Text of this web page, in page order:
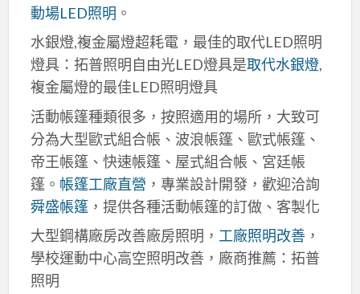
動場LED照明 。
水銀燈,複金屬燈超耗電，最佳的取代LED照明
燈具：拓普照明自由光LED燈具是取代水銀燈,
複金屬燈的最佳LED照明燈具
活動帳篷種類很多，按照適用的場所，大致可
分為大型歐式組合帳、波浪帳篷、歐式帳篷、
帝王帳篷、快速帳篷、屋式組合帳、宮廷帳
篷。 帳篷工廠直營 ，專業設計開發，歡迎洽詢
舜盛帳篷，提供各種活動帳篷的訂做、客製化
大型鋼構廠房改善廠房照明， 工廠照明改善，
學校運動中心高空照明改善，廠商推薦：拓普
照明